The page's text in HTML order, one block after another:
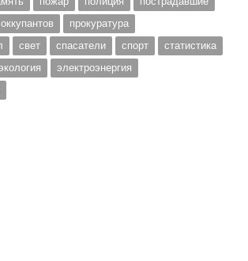
прокуратура
свет спасатели спорт
статистика
электроэнергия